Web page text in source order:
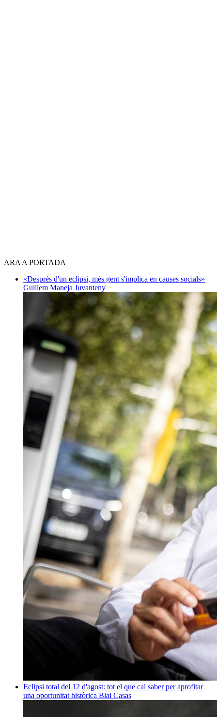
ARA A PORTADA
«Després d'un eclipsi, més gent s'implica en causes socials»
Guillem Maneja Juvanteny
Eclipsi total del 12 d'agost: tot el que cal saber per aprofitar
una oportunitat històrica Blai Casas